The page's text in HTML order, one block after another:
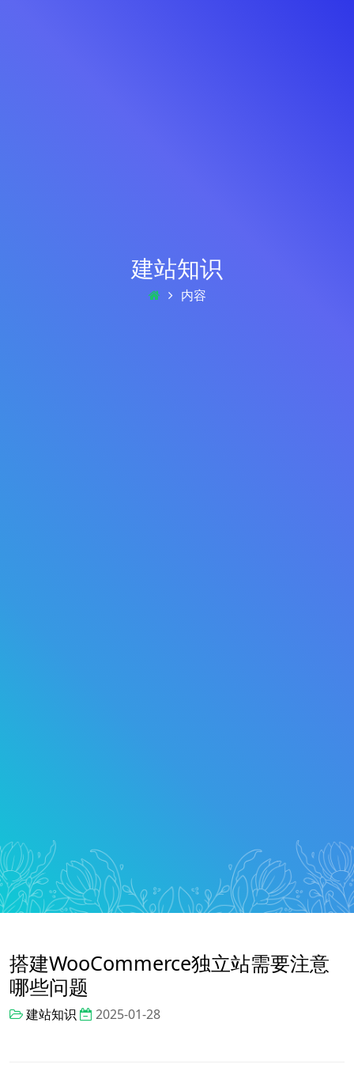
建站知识
内容
搭建WooCommerce独立站需要注意
哪些问题
建站知识 2025-01-28